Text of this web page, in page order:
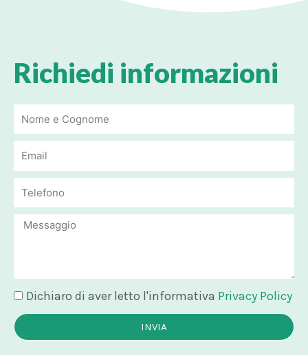
Richiedi informazioni
Email
Email
Message
Dichiaro di aver letto l'informativa Privacy Policy
INVIA